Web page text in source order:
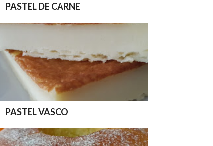
PASTEL DE CARNE
PASTEL VASCO